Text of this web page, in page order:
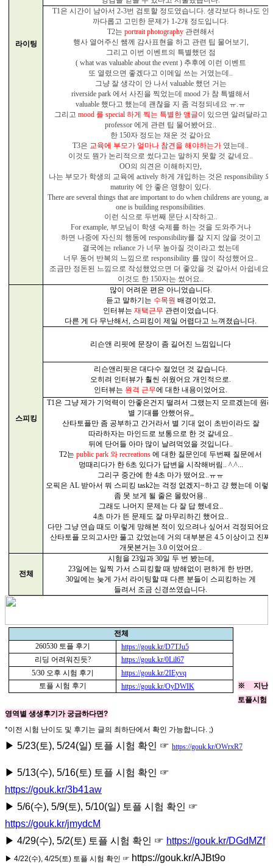
라이팅
T1 은 시간이 남아서 2-3번 검토할 정도였습니다. 생각보다 하나도 안
까다롭고 고민한 문제가 1-2개 정도입니다
T2는 portrait photography 관련해서
행사 열어주신 쌤께 감사표현을 하고 관련 팁 물어보기
그리고 이번 이벤트의 특별했던 점
( what was valuable about the event ) 추후에 이런 이벤트
또 열렸으면 좋겠다고 이메일 쓰는 거였는데
그냥 잘 생각이 안 나서 valuable 했던 거는
riverside park에서 사진을 찍었는데 mood 가 참 특별해서
valuable했다고 했는데 괜찮을 지 좀 걱정되네요 ㅠ ㅠ
그리고 mood 를 special 하게 찍는 특별한 앵글이 있으면 알려달라고
professor에게 관련 팁 물어봤어요
한 150자 정도는 채운 것 같아요
T3은 교육에 부모가 얼마나 참견을 해야하는가 였는데
이것도 뭔가 논리적으로 썼다고는 말하지 못할 것 같네요
OO의 의견은 이해하지만
나는 부모가 학생의 교육에 actively하게 개입하는 것은 responsibility 와
maturity에 안 좋은 영향이 있다
There are several things that are important to do when childrens are young,
one is building responsibilities.
이런 식으로 두번째 문단 시작하고
For example, 부모님이 학생 숙제를 하는 것을 도와주거나
하면 나중에 자신의 행동에 responsibility를 잘 지지 않을 것이고
결국에는 reliance 가 너무 높아질 것이라고 썼는데
너무 동어 반복의 느낌으로responsibility 를 많이 작성했어요
조금만 정돈된 느낌으로 작성했었으면 더 좋았을 것 같아서 아쉽네요
이것도 한 150자는 썼어요
스피킹
많이 어려운 편은 아니었습니다.
듣고 말하기는 수목원 배경이었고
인터뷰는재택근무 관련이었습니다
다른 게 다 무난해서 스피킹이 제일 어렵다고 느껴졌습니다
리슨앤 리핏에 문장이 좀 길어진 느낌입니다
리슨앤리핏은 대다수 절었던 것 같습니다
오히려 인터뷰가 훨씬 쉬웠어요 개인적으로
인터뷰는 원격 근무에 대한 내용이었어요
T1 은 그냥 제가 기억력이 안좋은건지 떨려서 그랬는지 모르겠는데 원
별 기대를 안했어유
산타토플만 좀 공부하고 간거라서 별 기대 없이 초반이라도 잘
따라하자는 마인드로 보통으로 한 것 같네요
뒤에 단어들 아마 많이 날려먹었을 것입니다
T2는public park와 recreations에 대한 질문인데 두번째 질문에서
멍때리다가 한 6초 있다가 답변을 시작해버림 .. ^.^...
그리구 중간에 한 4초 마가 떴어요
ㅠㅠ
오픽은 AL 받아서 뭐 스피킹 task2는 걱정 없겠지~하고 걍 했는데 이렇
좀 못 보게 될 줄은 몰랐어용
그래도 나머지 문제는 다 잘 답 했네요
4초 마가 뜬 문제도 잘 마무리하긴 했어요
다만 그냥 연습 때도 이렇게 망해본 적이 있으려나 싶어서 걱정되어요
산타토플 모의고사만 풀고 갔었는데 거의 대부분은 4.5 이상이고 진짜
개못본거는 3.0 이었어요
전체
시험을 23일과30일 두 번 봤는데
23일에는 일찍 가서 스피킹할 때 방해없이 편하게 한 반면
30일에는 늦게 가서 라이팅할 때 다른 분들이 스피킹하는 게
들려서 조금 신경쓰였습니다
전체
260530 토플 후기
https://gouk.kr/D7TJu5
리딩 어려워진듯?
https://gouk.kr/0Lil67
5/30 오후 시험 후기
https://gouk.kr/2IEyvq
토플 시험 후기
https://gouk.kr/OyDWIK
※ 지난
토플시험
영역별 생생후기가 궁금하다면?
*이전 시험 난이도 및 후기는 글의 최하단에서 확인 가능합니다. ;)
▶ 5/23(토), 5/24(일) 토플 시험 확인 ☞ https://gouk.kr/OWrxR7
▶ 5/13(수), 5/16(토) 토플 시험 확인 ☞
https://gouk.kr/3b41aw
▶ 5/6(수), 5/9(토), 5/10(일) 토플 시험 확인 ☞
https://gouk.kr/jmydcM
▶ 4/29(수), 5/2(토) 토플 시험 확인 ☞ https://gouk.kr/DGdMZf
▶ 4/22(수), 4/25(토) 토플 시험 확인 ☞ https://gouk.kr/AJBt9o